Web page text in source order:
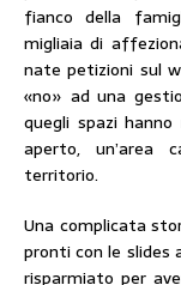
fianco della
migliaia di
nate petizioni sul
«no» ad una
quegli spazi
aperto, un’area
territorio.
Una complicata
pronti con le slides
risparmiato per